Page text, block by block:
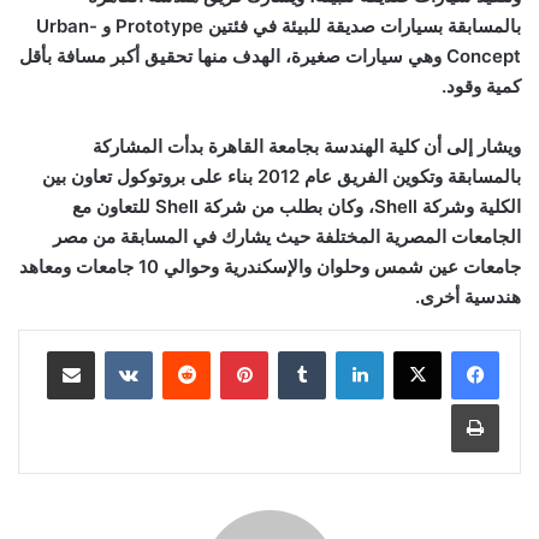
بالمسابقة بسيارات صديقة للبيئة في فئتين Prototype و Urban-
Concept وهي سيارات صغيرة، الهدف منها تحقيق أكبر مسافة بأقل
كمية وقود.
ويشار إلى أن كلية الهندسة بجامعة القاهرة بدأت المشاركة
بالمسابقة وتكوين الفريق عام 2012 بناء على بروتوكول تعاون بين
الكلية وشركة Shell، وكان بطلب من شركة Shell للتعاون مع
الجامعات المصرية المختلفة حيث يشارك في المسابقة من مصر
جامعات عين شمس وحلوان والإسكندرية وحوالي 10 جامعات ومعاهد
هندسية أخرى.
لينكدإن بينتيريست مشاركة عبر البريد
طباعة